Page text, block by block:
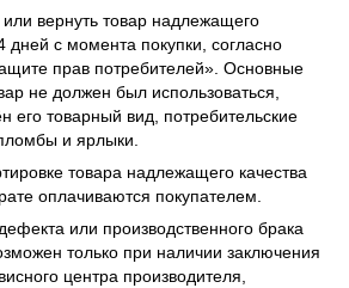
вернуть товар надлежащего
дней с момента покупки, согласно
прав потребителей». Основные
не должен был использоваться,
его товарный вид, потребительские
и ярлыки.
товара надлежащего качества
оплачиваются покупателем.
или производственного брака
только при наличии заключения
центра производителя,